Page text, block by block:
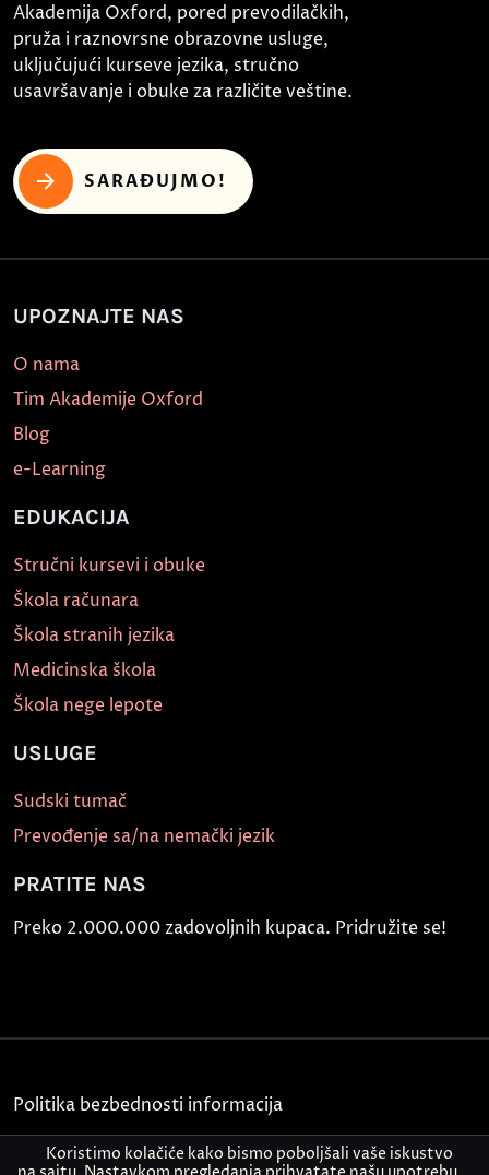
Akademija Oxford, pored prevodilačkih,
pruža i raznovrsne obrazovne usluge,
uključujući kurseve jezika, stručno
usavršavanje i obuke za različite veštine.
SARAĐUJMO!
UPOZNAJTE NAS
O nama
Tim Akademije Oxford
Blog
e-Learning
EDUKACIJA
Stručni kursevi i obuke
Škola računara
Škola stranih jezika
Medicinska škola
Škola nege lepote
USLUGE
Sudski tumač
Prevođenje sa/na nemački jezik
PRATITE NAS
Preko 2.000.000 zadovoljnih kupaca. Pridružite se!
Politika bezbednosti informacija
Kontakt
Koristimo kolačiće kako bismo poboljšali vaše iskustvo